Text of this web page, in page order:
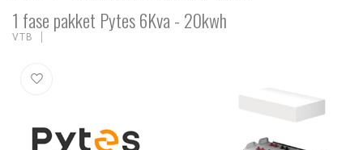
1 fase pakket Pytes 6Kva - 20kwh
VTB